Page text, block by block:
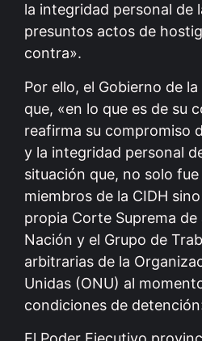
la integridad personal de
presuntos actos de
contra».
Por ello, el Gobierno de
que, «en lo que es de su
reafirma su compromiso
y la integridad personal
situación que, no solo
miembros de la CIDH
propia Corte Suprema de
Nación y el Grupo de
arbitrarias de la
Unidas (ONU) al
condiciones de